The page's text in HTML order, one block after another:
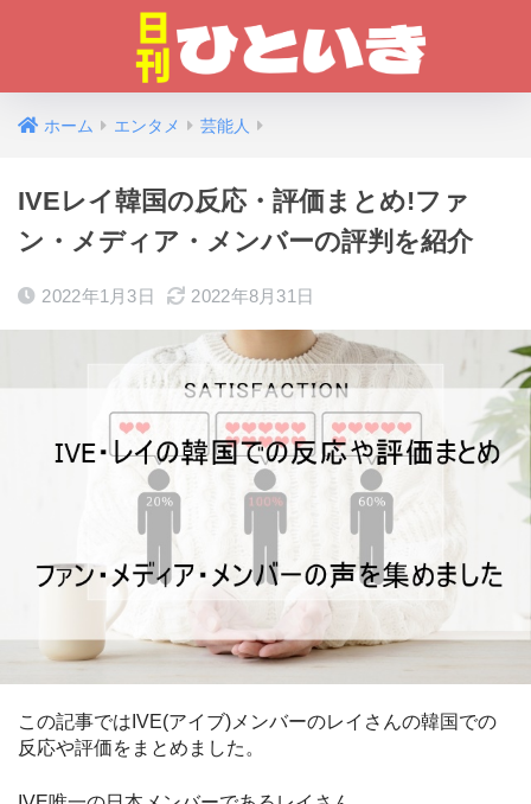
ホーム エンタメ 芸能人
IVEレイ韓国の反応・評価まとめ!ファ
ン・メディア・メンバーの評判を紹介
2022年1月3日 2022年8月31日
この記事ではIVE(アイブ)メンバーのレイさんの韓国での
反応や評価をまとめました。